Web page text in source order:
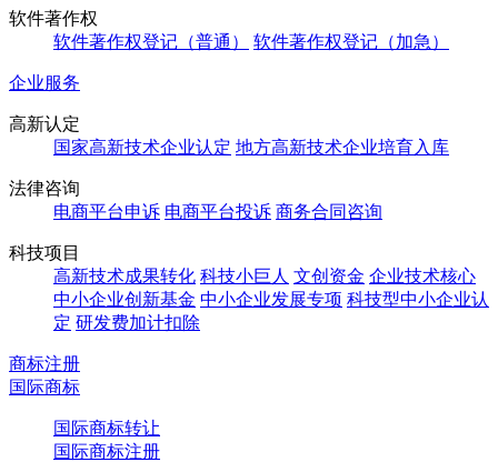
软件著作权
软件著作权登记（普通）
软件著作权登记（加急）
企业服务
高新认定
国家高新技术企业认定 地方高新技术企业培育入库
法律咨询
电商平台申诉 电商平台投诉 商务合同咨询
科技项目
高新技术成果转化 科技小巨人 文创资金 企业技术核心
中小企业创新基金 中小企业发展专项 科技型中小企业认
定 研发费加计扣除
商标注册
国际商标
国际商标转让
国际商标注册